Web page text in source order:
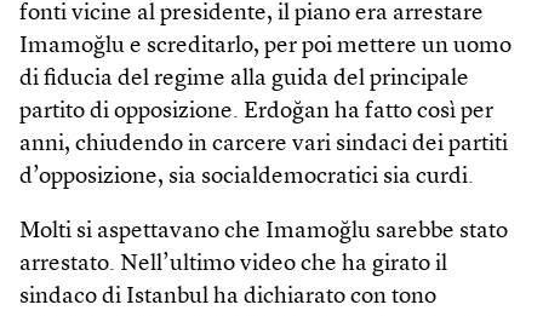
fonti vicine al presidente, il piano era arrestare
Imamoğlu e screditarlo, per poi mettere un uomo
di fiducia del regime alla guida del principale
partito di opposizione. Erdoğan ha fatto così per
anni, chiudendo in carcere vari sindaci dei partiti
d’opposizione, sia socialdemocratici sia curdi.
Molti si aspettavano che Imamoğlu sarebbe stato
arrestato. Nell’ultimo video che ha girato il
sindaco di Istanbul ha dichiarato con tono